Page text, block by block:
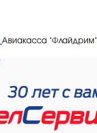
Авиакасса "Флайдрим"